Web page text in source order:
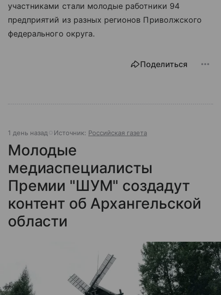
участниками стали молодые работники 94
предприятий из разных регионов Приволжского
федерального округа.
Поделиться
1 день назад Источник: Российская газета
Молодые
медиаспециалисты
Премии "ШУМ" создадут
контент об Архангельской
области